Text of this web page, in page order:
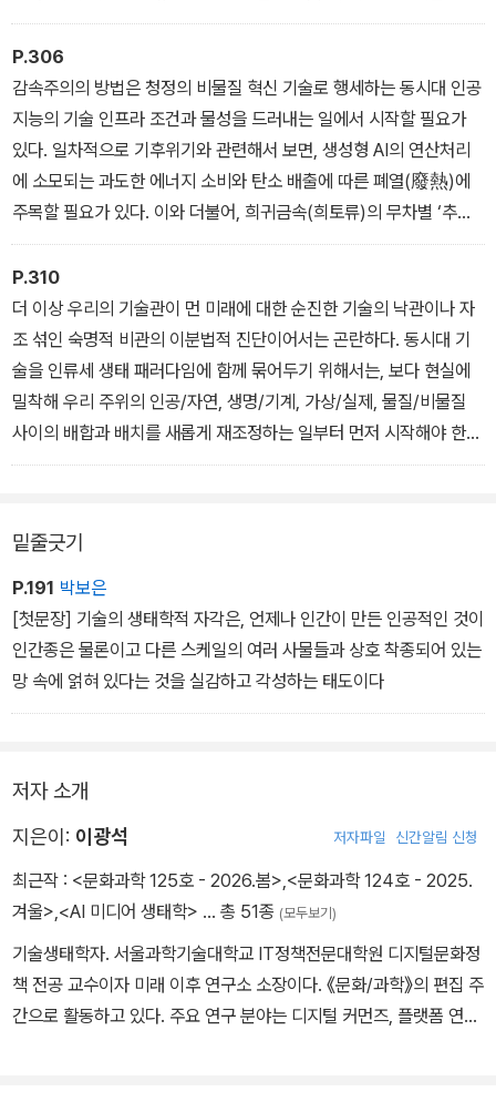
연결된다.
P.306
감속주의의 방법은 청정의 비물질 혁신 기술로 행세하는 동시대 인공
지능의 기술 인프라 조건과 물성을 드러내는 일에서 시작할 필요가
있다. 일차적으로 기후위기와 관련해서 보면, 생성형 AI의 연산처리
에 소모되는 과도한 에너지 소비와 탄소 배출에 따른 폐열(廢熱)에
주목할 필요가 있다. 이와 더불어, 희귀금속(희토류)의 무차별 ‘추출
주의(extractivism)’로 인한 자연환경 파괴와 피폐화, 추출과 채굴에
동원되는 남반구 노동자의 수탈, 희토류의 광산 채굴 이후의 독성 제
련 과정, 인공지능 강화학습 등에 동원되는 위태로운 노동자 지위 등
우리가 쉽게 보지 못하는 AI 생태 균열에 대한 구체적 실체를 드러내
는 작업이 필요하다.
P.310
더 이상 우리의 기술관이 먼 미래에 대한 순진한 기술의 낙관이나 자
조 섞인 숙명적 비관의 이분법적 진단이어서는 곤란하다. 동시대 기
술을 인류세 생태 패러다임에 함께 묶어두기 위해서는, 보다 현실에
밀착해 우리 주위의 인공/자연, 생명/기계, 가상/실제, 물질/비물질
사이의 배합과 배치를 새롭게 재조정하는 일부터 먼저 시작해야 한
다. 그럴 때 지구 곳곳에 만연한 기술 독성을 생태주의적으로 치유할
이 되어야 한다.
밑줄긋기
P.191 박보은
[첫문장] 기술의 생태학적 자각은, 언제나 인간이 만든 인공적인 것이
인간종은 물론이고 다른 스케일의 여러 사물들과 상호 착종되어 있는
망 속에 얽혀 있다는 것을 실감하고 각성하는 태도이다
저자 소개
지은이: 이광석 저자파일 신간알림 신청
최근작 : <문화과학 125호 - 2026.봄>,<문화과학 124호 - 2025.
겨울>,<AI 미디어 생태학> … 총 51종 (모두보기)
기술생태학자. 서울과학기술대학교 IT정책전문대학원 디지털문화정
책 전공 교수이자 미래 이후 연구소 소장이다. 《문화/과학》의 편집 주
간으로 활동하고 있다. 주요 연구 분야는 디지털 커먼즈, 플랫폼 연구,